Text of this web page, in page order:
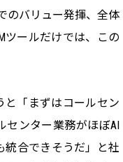
のバリュー発揮、全体
ツールだけでは、この
と「まずはコールセン
センター業務がほぼAI
統合できそうだ」と社